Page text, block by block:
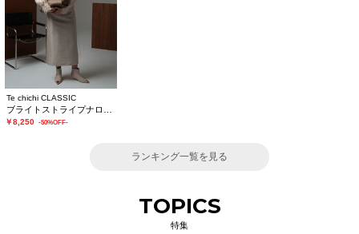
Te chichi CLASSIC
￥8,250 -50%OFF-
ランキング一覧を見る
TOPICS
特集